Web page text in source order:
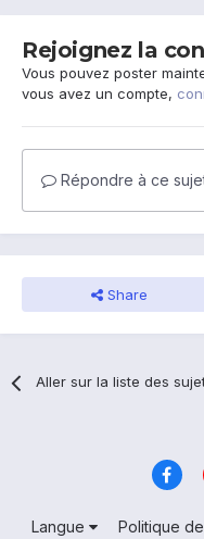
Rejoignez la
Vous pouvez poster
vous avez un compte,
Répondre à ce
Share
Aller sur la liste des
Langue Politique